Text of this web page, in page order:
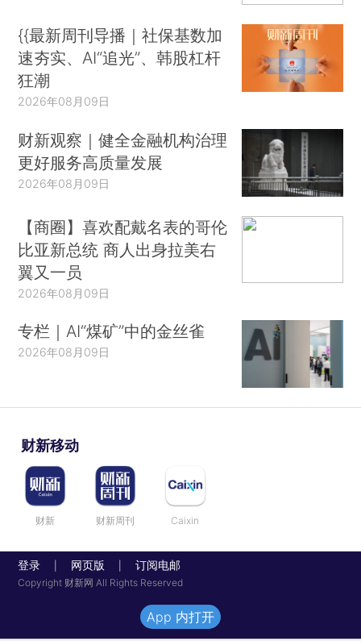
{{最新周刊导播｜社保基数加
速夯实、AI“追光”、韩股杠杆
狂潮
2026年08月09日
财新观察｜健全金融机构治理
更好服务高质量发展
2026年08月09日
【商圈】喜欢配戴名表的哥伦
比亚新总统 商人出身拉美右
翼又一员
2026年08月09日
专栏｜AI“煤矿”中的金丝雀
2026年08月09日
财新移动
财新 财新周刊 Caixin
登录 网页版 订阅电邮
Copyright 财新网 All Rights Reserved
App 内打开